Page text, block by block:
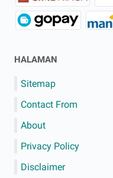
HALAMAN
Sitemap
Contact From
About
Privacy Policy
Disclaimer